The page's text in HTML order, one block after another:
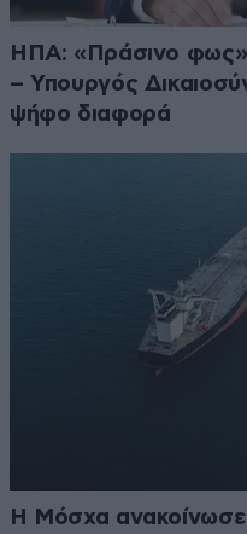
ΗΠΑ: «Πράσινο φως»
– Υπουργός
ψήφο διαφορά
Η Μόσχα